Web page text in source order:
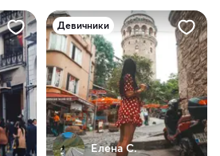
Девичники
Елена С.